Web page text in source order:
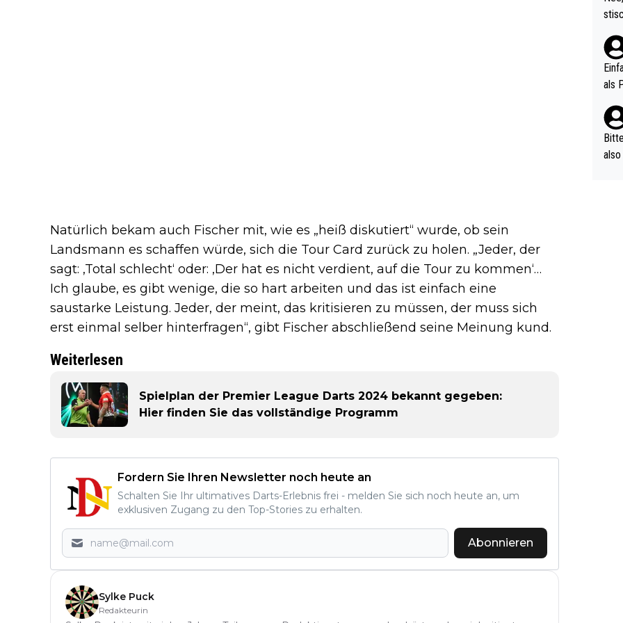
Natürlich bekam auch Fischer mit, wie es „heiß diskutiert“ wurde, ob sein
Landsmann es schaffen würde, sich die Tour Card zurück zu holen. „Jeder, der
sagt: ‚Total schlecht‘ oder: ‚Der hat es nicht verdient, auf die Tour zu kommen‘…
Ich glaube, es gibt wenige, die so hart arbeiten und das ist einfach eine
saustarke Leistung. Jeder, der meint, das kritisieren zu müssen, der muss sich
erst einmal selber hinterfragen“, gibt Fischer abschließend seine Meinung kund.
Weiterlesen
Spielplan der Premier League Darts 2024 bekannt gegeben:
Hier finden Sie das vollständige Programm
Fordern Sie Ihren Newsletter noch heute an
Schalten Sie Ihr ultimatives Darts-Erlebnis frei - melden Sie sich noch heute an, um
exklusiven Zugang zu den Top-Stories zu erhalten.
Abonnieren
Sylke Puck
Redakteurin
(in
als
nes
ttler
vV
als